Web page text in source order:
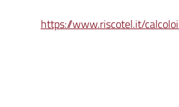
https://www.riscotel.it/